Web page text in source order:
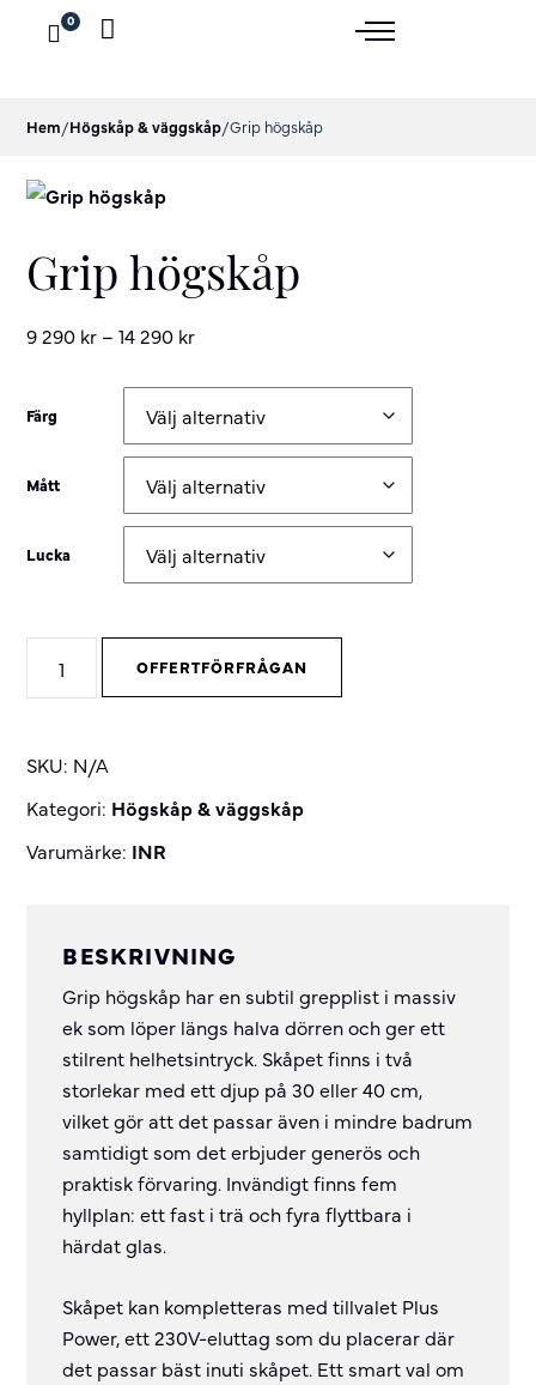
0
Hem/Högskåp & väggskåp/Grip högskåp
Grip högskåp
9 290 kr –14 290 kr
Färg
Mått
Lucka
högskåp
OFFERTFÖRFRÅGAN
SKU: N/A
Kategori: Högskåp & väggskåp
Varumärke: INR
BESKRIVNING
Grip högskåp har en subtil grepplist i massiv
ek som löper längs halva dörren och ger ett
stilrent helhetsintryck. Skåpet finns i två
storlekar med ett djup på 30 eller 40 cm,
vilket gör att det passar även i mindre badrum
samtidigt som det erbjuder generös och
praktisk förvaring. Invändigt finns fem
hyllplan: ett fast i trä och fyra flyttbara i
härdat glas.
Skåpet kan kompletteras med tillvalet Plus
Power, ett 230V-eluttag som du placerar där
det passar bäst inuti skåpet. Ett smart val om